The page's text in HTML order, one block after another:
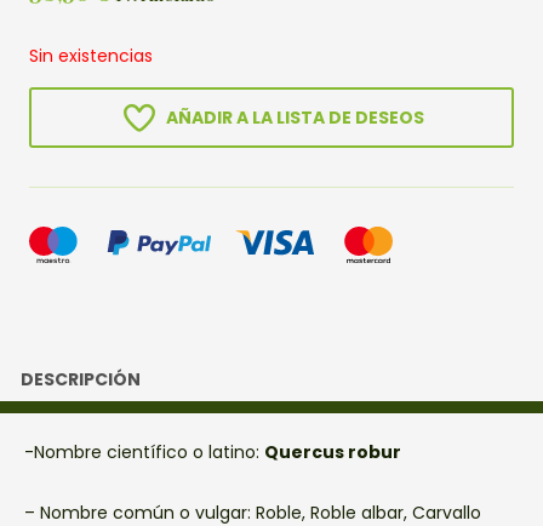
Sin existencias
AÑADIR A LA LISTA DE DESEOS
DESCRIPCIÓN
-Nombre científico o latino: Quercus robur
– Nombre común o vulgar: Roble, Roble albar, Carvallo